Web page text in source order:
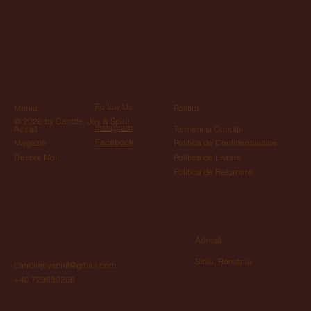
© 2026 by Candle, Joy & Spirit
candlejoyspirit@gmail.com
+40 729630266
Adresă
Sibiu, România
Meniu
Acasă
Magazin
Despre Noi
Follow Us
Instagram
Facebook
Politici
Termeni și Condiții
Politica de Confidențialitate
Politica de Livrare
Politica de Returnare